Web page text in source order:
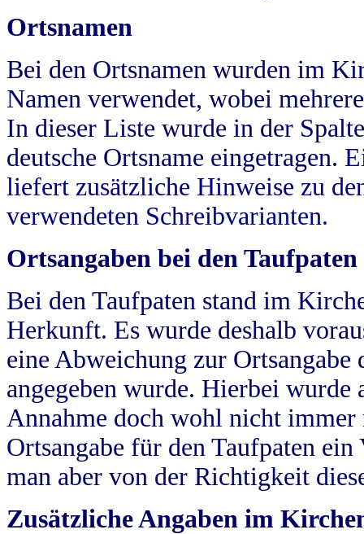
Ortsnamen
Bei den Ortsnamen wurden im
Namen verwendet, wobei
In dieser Liste wurde in der
deutsche Ortsname eingetragen.
liefert zusätzliche Hinweise zu
verwendeten Schreibvarianten.
Ortsangaben bei den Taufpaten
Bei den Taufpaten stand im
Herkunft. Es wurde deshalb
eine Abweichung zur
angegeben wurde. Hierbei wurde
Annahme doch wohl nicht
Ortsangabe für den Taufpaten
man aber von der Richtigkeit
Zusätzliche Angaben im